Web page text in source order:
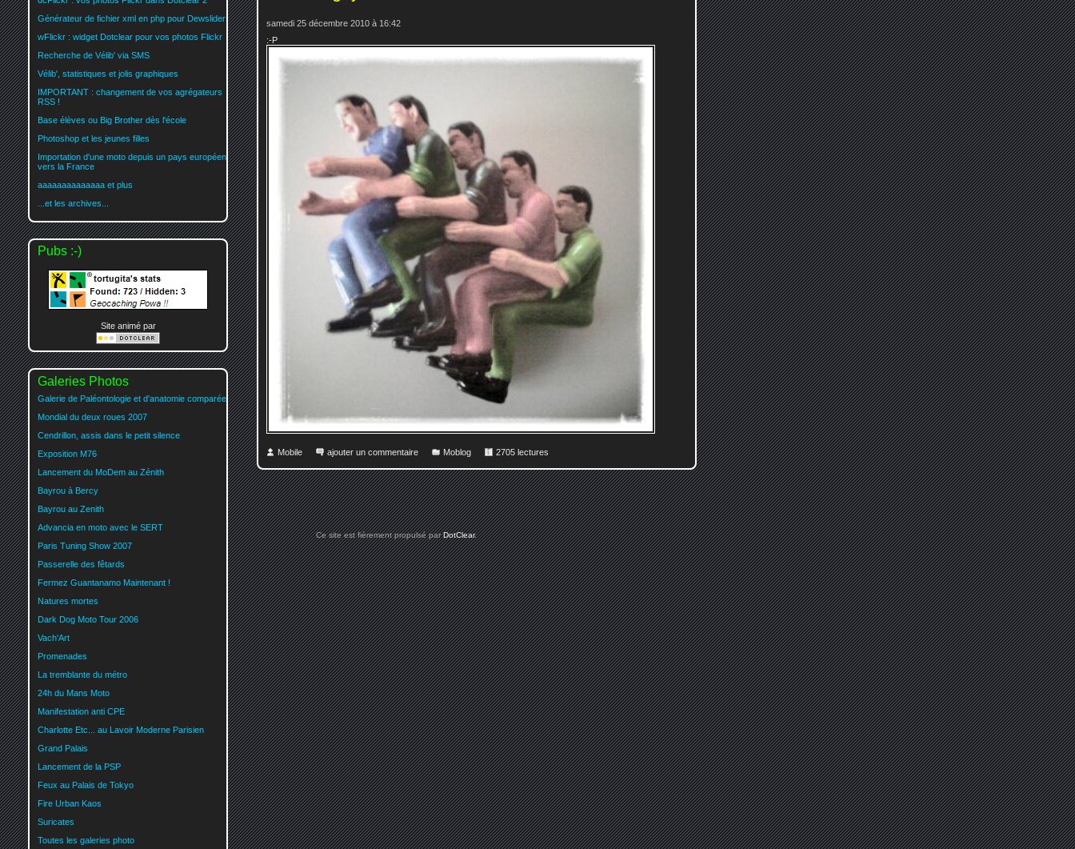
samedi 25 décembre 2010 à 16:42
:-P
Mobile ajouter un commentaire Moblog 2705 lectures
Générateur de fichier xml en php pour Dewslider
wFlickr : widget Dotclear pour vos photos Flickr
Recherche de Vélib' via SMS
Vélib', statistiques et jolis graphiques
IMPORTANT : changement de vos agrégateurs
RSS !
Base élèves ou Big Brother dès l'école
Photoshop et les jeunes filles
Importation d'une moto depuis un pays européen
vers la France
aaaaaaaaaaaaaa et plus
...et les archives...
Pubs :-)
Site animé par
Galeries Photos
Galerie de Paléontologie et d'anatomie comparée
Mondial du deux roues 2007
Cendrillon, assis dans le petit silence
Exposition M76
Lancement du MoDem au Zénith
Bayrou à Bercy
Bayrou au Zenith
Advancia en moto avec le SERT
Paris Tuning Show 2007
Passerelle des fêtards
Fermez Guantanamo Maintenant !
Natures mortes
Dark Dog Moto Tour 2006
Vach'Art
Promenades
La tremblante du métro
24h du Mans Moto
Manifestation anti CPE
Charlotte Etc... au Lavoir Moderne Parisien
Grand Palais
Lancement de la PSP
Feux au Palais de Tokyo
Fire Urban Kaos
Suricates
Toutes les galeries photo
Ce site est fièrement propulsé parDotClear.